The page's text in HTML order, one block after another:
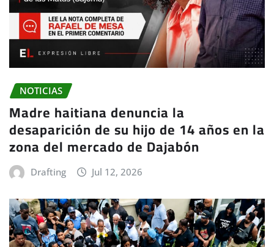
NOTICIAS
Madre haitiana denuncia la
desaparición de su hijo de 14 años en la
zona del mercado de Dajabón
Drafting Jul 12, 2026